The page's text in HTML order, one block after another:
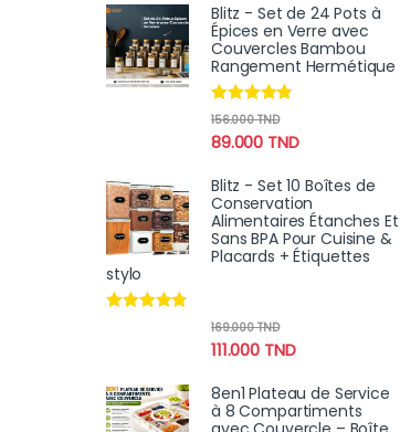
Blitz - Set de 24 Pots à
Épices en Verre avec
Couvercles Bambou
Rangement Hermétique
Note4.67
89.000 TND
156.000TND
Blitz - Set 10 Boîtes de
Conservation
Alimentaires Étanches Et
Sans BPA Pour Cuisine &
Placards + Étiquettes
stylo
111.000 TND
169.000TND
8en1 Plateau de Service
à 8 Compartiments